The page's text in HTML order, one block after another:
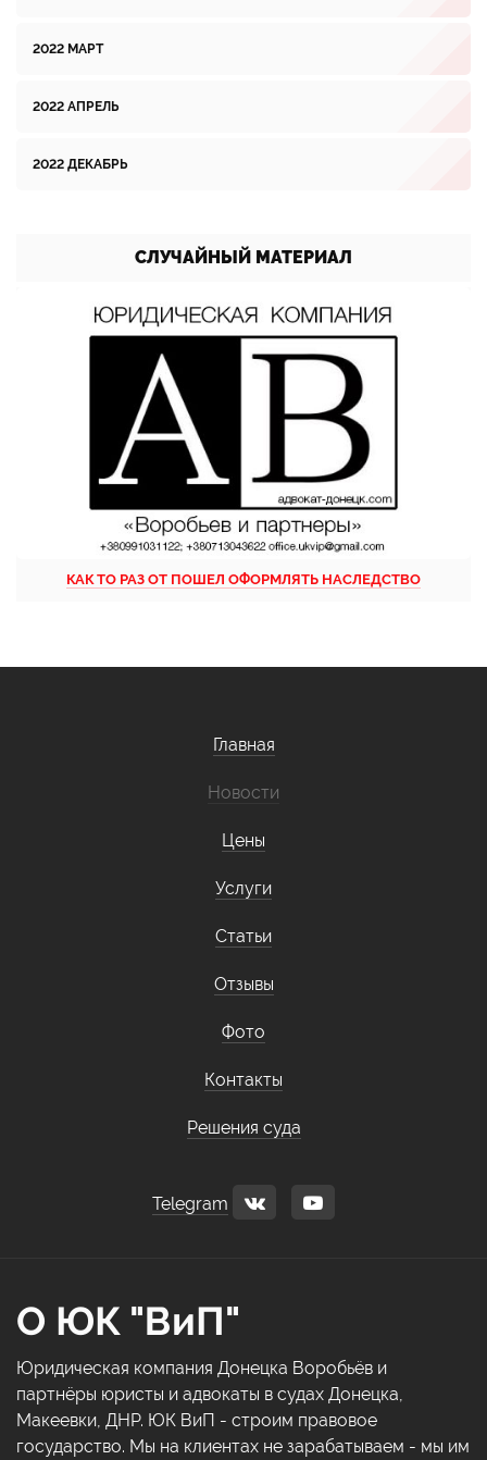
2022 МАРТ
2022 АПРЕЛЬ
2022 ДЕКАБРЬ
СЛУЧАЙНЫЙ МАТЕРИАЛ
КАК ТО РАЗ ОТ ПОШЕЛ ОФОРМЛЯТЬ НАСЛЕДСТВО
Главная
Новости
Цены
Услуги
Статьи
Отзывы
Фото
Контакты
Решения суда
Telegram
О ЮК "ВиП"
Юридическая компания Донецка Воробьёв и
партнёры юристы и адвокаты в судах Донецка,
Макеевки, ДНР. ЮК ВиП - строим правовое
государство. Мы на клиентах не зарабатываем - мы им